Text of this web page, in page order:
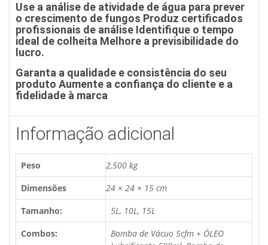
Use a análise de atividade de água para prever
o crescimento de fungos Produz certificados
profissionais de análise Identifique o tempo
ideal de colheita Melhore a previsibilidade do
lucro.
Garanta a qualidade e consistência do seu
produto Aumente a confiança do cliente e a
fidelidade à marca
Informação adicional
Peso
2,500 kg
Dimensões
24 × 24 × 15 cm
Tamanho:
5L, 10L, 15L
Combos:
Bomba de Vácuo 5cfm + ÓLEO